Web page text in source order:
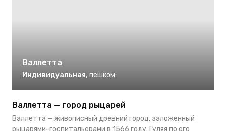
Валлетта
Индивидуальная, пешком
Валлетта — город рыцарей
Валлетта — живописный древний город, заложенный
рыцарями-госпитальерами в 1566 году. Гуляя по его